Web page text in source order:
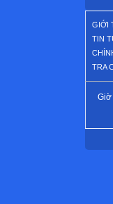
GIỚI
TIN
TRA
Giờ